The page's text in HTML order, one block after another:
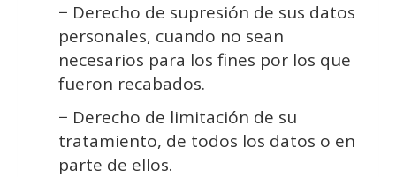
− Derecho de supresión de sus datos
personales, cuando no sean
necesarios para los fines por los que
fueron recabados.
− Derecho de limitación de su
tratamiento, de todos los datos o en
parte de ellos.